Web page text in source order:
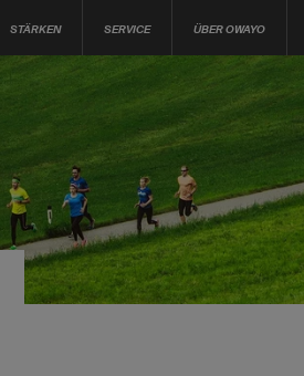
STÄRKEN SERVICE ÜBER OWAYO